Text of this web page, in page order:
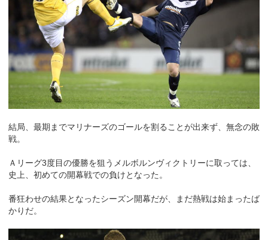
結局、最期までマリナーズのゴールを割ることが出来ず、無念の敗
戦。
Ａリーグ3度目の優勝を狙うメルボルンヴィクトリーに取っては、
史上、初めての開幕戦での負けとなった。
番狂わせの結果となったシーズン開幕だが、まだ熱戦は始まったば
かりだ。